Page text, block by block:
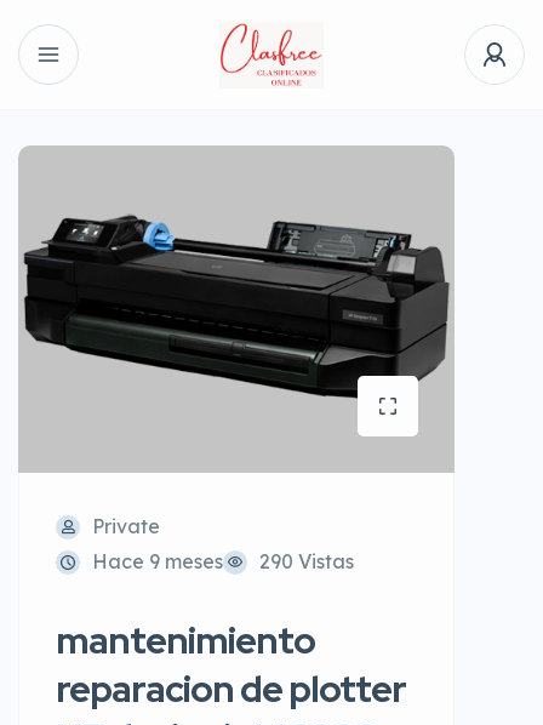
Private
Hace 9 meses
290 Vistas
mantenimiento
reparacion de plotter